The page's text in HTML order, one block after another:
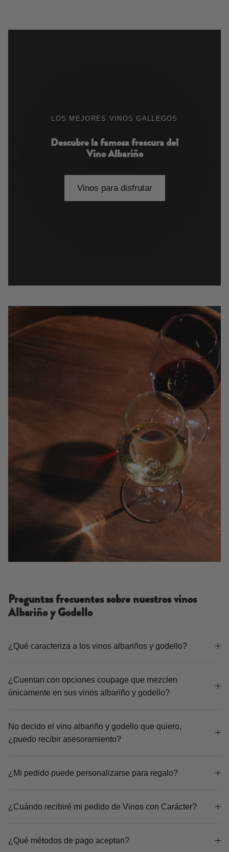
LOS MEJORES VINOS GALLEGOS
Descubre la famosa frescura del
Vino Albariño
Vinos para disfrutar
Preguntas frecuentes sobre nuestros vinos
Albariño y Godello
¿Qué caracteriza a los vinos albariños y godello?
¿Cuentan con opciones coupage que mezclen
únicamente en sus vinos albariño y godello?
No decido el vino albariño y godello que quiero,
¿puedo recibir asesoramiento?
¿Mi pedido puede personalizarse para regalo?
¿Cuándo recibiré mi pedido de Vinos con Carácter?
¿Qué métodos de pago aceptan?